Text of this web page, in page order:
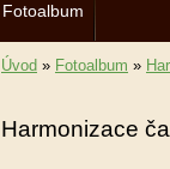
Fotoalbum
Úvod » Fotoalbum »
Harmonizace